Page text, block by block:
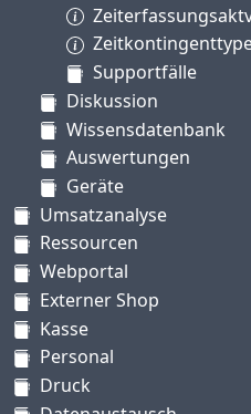
Supportfälle
Diskussion
Wissensdatenbank
Auswertungen
Geräte
Umsatzanalyse
Ressourcen
Webportal
Externer Shop
Kasse
Personal
Druck